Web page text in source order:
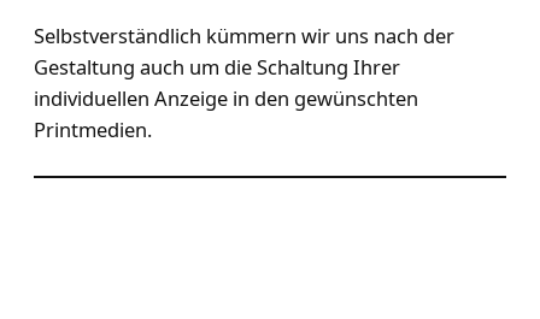
Selbstverständlich kümmern wir uns nach der
Gestaltung auch um die Schaltung Ihrer
individuellen Anzeige in den gewünschten
Printmedien.